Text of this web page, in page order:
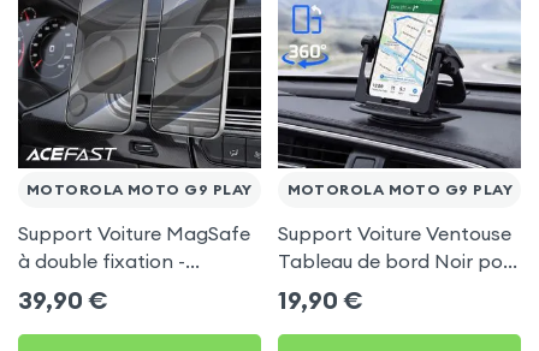
MOTOROLA MOTO G9 PLAY
Support Voiture MagSafe
à double fixation -
Acefast pour Motorola
Moto G9 Play
39,90 €
MOTOROLA MOTO G9 PLAY
Support Voiture Ventouse
Tableau de bord Noir pour
Motorola Moto G9 Play
19,90 €